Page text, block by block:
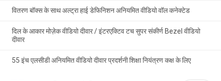
वितरण बॉक्स के साथ अल्ट्रा हाई डेफिनिशन अनियमित वीडियो वॉल कनेक्टेड
दिल के आकार मोज़ेक वीडियो दीवार / इंटरएक्टिव टच सुपर संकीर्ण Bezel वीडियो
दीवार
55 इंच एलसीडी अनियमित वीडियो दीवार प्रदर्शनी शिक्षा नियंत्रण कक्ष के लिए